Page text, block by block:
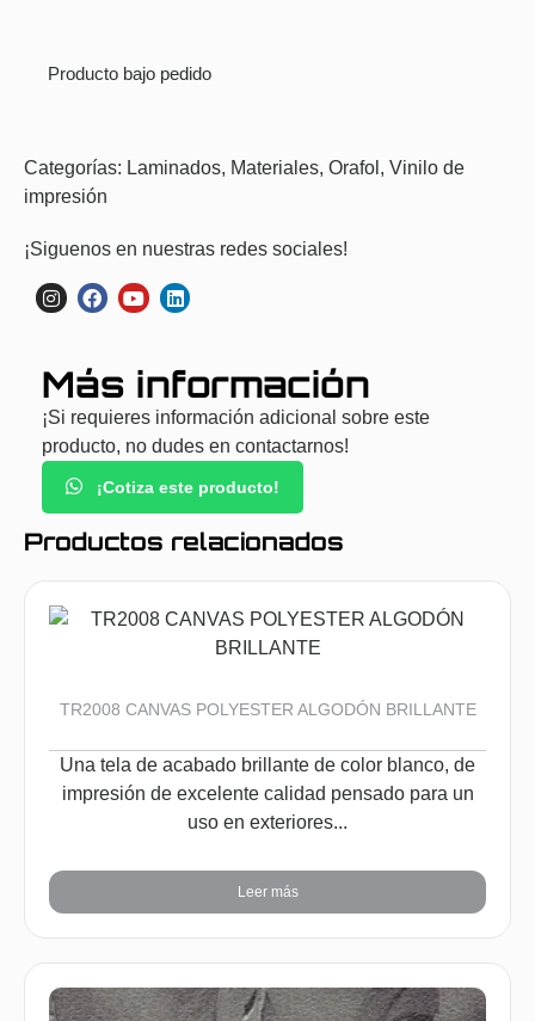
Producto bajo pedido
Categorías: Laminados, Materiales, Orafol , Vinilo de
impresión
¡Siguenos en nuestras redes sociales!
Más información
¡Si requieres información adicional sobre este
producto, no dudes en contactarnos!
¡Cotiza este producto!
Productos relacionados
TR2008 CANVAS POLYESTER ALGODÓN BRILLANTE
Una tela de acabado brillante de color blanco, de
impresión de excelente calidad pensado para un
uso en exteriores...
Leer más